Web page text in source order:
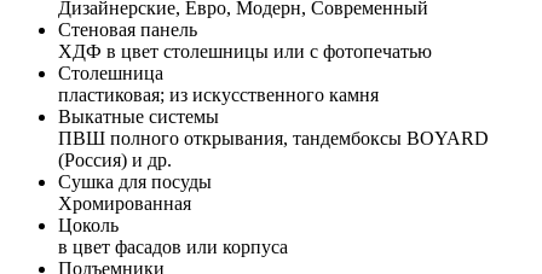
Дизайнерские, Евро, Модерн, Современный
Стеновая панель
ХДФ в цвет столешницы или с фотопечатью
Столешница
пластиковая; из искусственного камня
Выкатные системы
ПВШ полного открывания, тандембоксы BOYARD
(Россия) и др.
Сушка для посуды
Хромированная
Цоколь
в цвет фасадов или корпуса
Подъемники